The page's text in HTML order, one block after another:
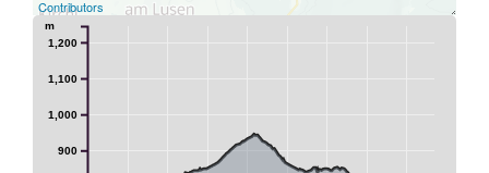
Contributors
900
1,000
1,100
1,200
m